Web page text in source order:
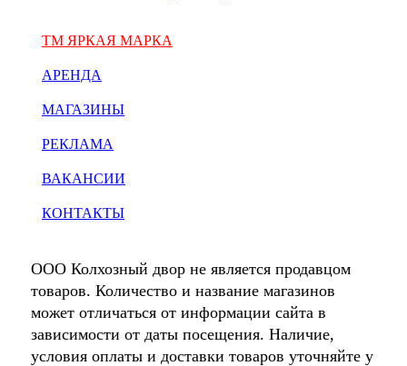
ТМ ЯРКАЯ МАРКА
АРЕНДА
МАГАЗИНЫ
РЕКЛАМА
ВАКАНСИИ
КОНТАКТЫ
ООО Колхозный двор не является продавцом
товаров. Количество и название магазинов
может отличаться от информации сайта в
зависимости от даты посещения. Наличие,
условия оплаты и доставки товаров уточняйте у